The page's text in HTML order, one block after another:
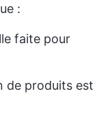
:
faite pour
de produits est